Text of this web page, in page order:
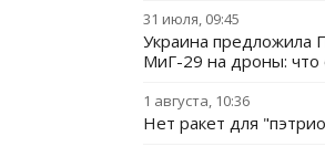
31 июля, 09:45
Украина предложила
МиГ-29 на дроны: что
1 августа, 10:36
Нет ракет для